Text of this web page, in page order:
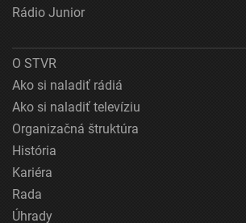
Rádio Junior
O STVR
Ako si naladiť rádiá
Ako si naladiť televíziu
Organizačná štruktúra
História
Kariéra
Rada
Úhrady